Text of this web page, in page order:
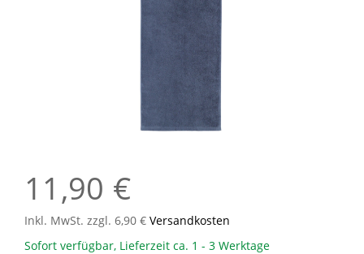
11,90 €
Inkl. MwSt. zzgl. 6,90 € Versandkosten
Sofort verfügbar, Lieferzeit ca. 1 - 3 Werktage